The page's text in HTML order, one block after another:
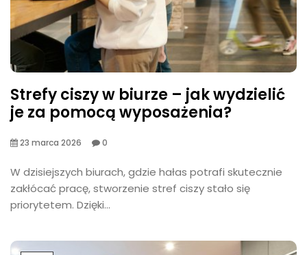
Strefy ciszy w biurze – jak wydzielić
je za pomocą wyposażenia?
23 marca 2026 0
​W dzisiejszych biurach, gdzie hałas potrafi skutecznie
zakłócać pracę, stworzenie stref ciszy stało się
priorytetem. Dzięki...